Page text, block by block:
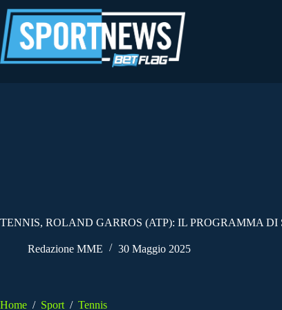
al
contenuto
TENNIS, ROLAND GARROS (ATP): IL PROGRAMMA DI
Redazione MME 30 Maggio 2025
Home / Sport / Tennis